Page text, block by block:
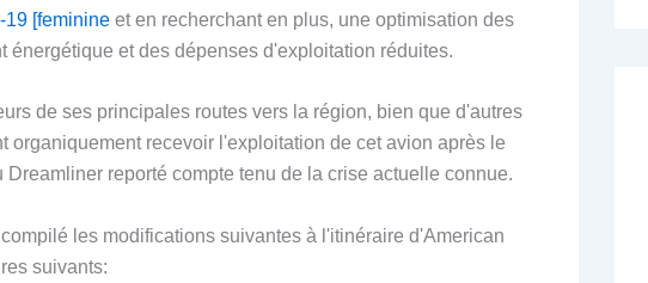
19 [feminine et en recherchant en plus, une optimisation des
et des dépenses d'exploitation réduites.
de ses principales routes vers la région, bien que d'autres
recevoir l'exploitation de cet avion après le
reporté compte tenu de la crise actuelle connue.
les modifications suivantes à l'itinéraire d'American
suivants: